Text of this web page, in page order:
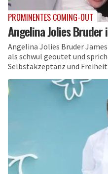
PROMINENTES COMING-OUT
Angelina Jolies
Angelina Jolies Bruder
als schwul geoutet und
Selbstakzeptanz und Freiheit.